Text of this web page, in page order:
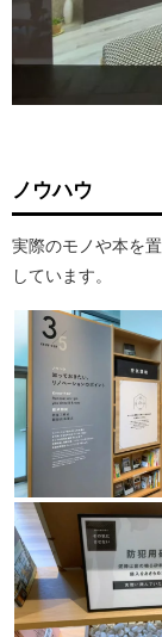
ノウハウ
実際のモノや本を
しています。